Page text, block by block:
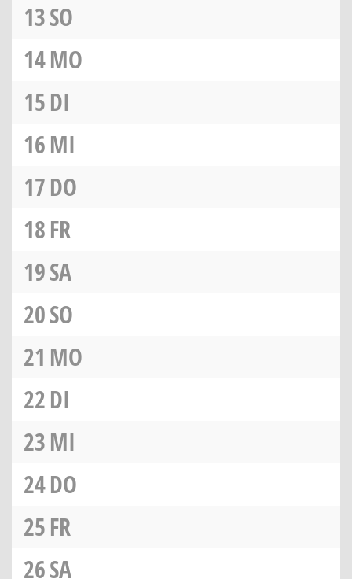
13SO
14MO
15DI
16MI
17DO
18FR
19SA
20SO
21 MO
22DI
23MI
24DO
25FR
26SA